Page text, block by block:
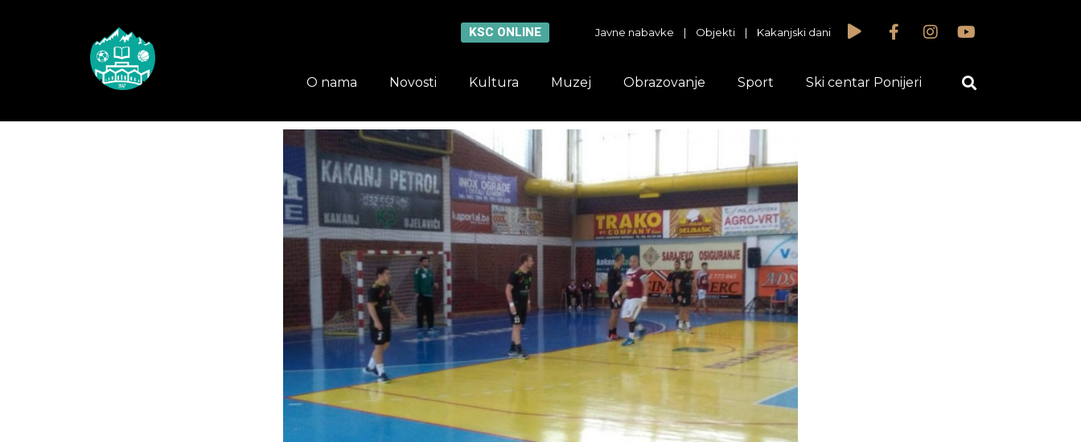
KSC ONLINE Javne nabavke | Objekti | Kakanjski dani
O nama Novosti Kultura Muzej Obrazovanje Sport Ski centar Ponijeri